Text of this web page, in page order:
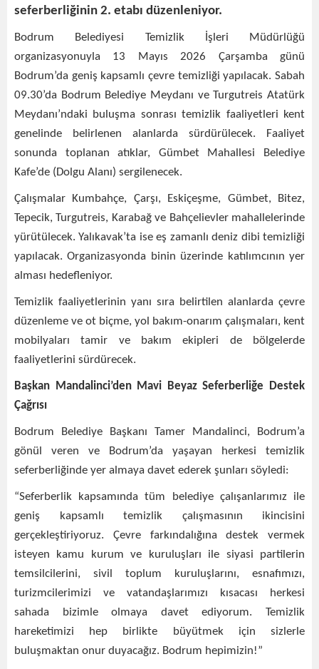
seferberliğinin 2. etabı düzenleniyor.
Bodrum Belediyesi Temizlik İşleri Müdürlüğü
organizasyonuyla 13 Mayıs 2026 Çarşamba günü
Bodrum’da geniş kapsamlı çevre temizliği yapılacak. Sabah
09.30’da Bodrum Belediye Meydanı ve Turgutreis Atatürk
Meydanı’ndaki buluşma sonrası temizlik faaliyetleri kent
genelinde belirlenen alanlarda sürdürülecek. Faaliyet
sonunda toplanan atıklar, Gümbet Mahallesi Belediye
Kafe’de (Dolgu Alanı) sergilenecek.
Çalışmalar Kumbahçe, Çarşı, Eskiçeşme, Gümbet, Bitez,
Tepecik, Turgutreis, Karabağ ve Bahçelievler mahallelerinde
yürütülecek. Yalıkavak’ta ise eş zamanlı deniz dibi temizliği
yapılacak. Organizasyonda binin üzerinde katılımcının yer
alması hedefleniyor.
Temizlik faaliyetlerinin yanı sıra belirtilen alanlarda çevre
düzenleme ve ot biçme, yol bakım-onarım çalışmaları, kent
mobilyaları tamir ve bakım ekipleri de bölgelerde
faaliyetlerini sürdürecek.
Başkan Mandalinci’den Mavi Beyaz Seferberliğe Destek
Çağrısı
Bodrum Belediye Başkanı Tamer Mandalinci, Bodrum’a
gönül veren ve Bodrum’da yaşayan herkesi temizlik
seferberliğinde yer almaya davet ederek şunları söyledi:
“Seferberlik kapsamında tüm belediye çalışanlarımız ile
geniş kapsamlı temizlik çalışmasının ikincisini
gerçekleştiriyoruz. Çevre farkındalığına destek vermek
isteyen kamu kurum ve kuruluşları ile siyasi partilerin
temsilcilerini, sivil toplum kuruluşlarını, esnafımızı,
turizmcilerimizi ve vatandaşlarımızı kısacası herkesi
sahada bizimle olmaya davet ediyorum. Temizlik
hareketimizi hep birlikte büyütmek için sizlerle
buluşmaktan onur duyacağız. Bodrum hepimizin!”